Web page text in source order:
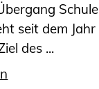
seit dem
des ...